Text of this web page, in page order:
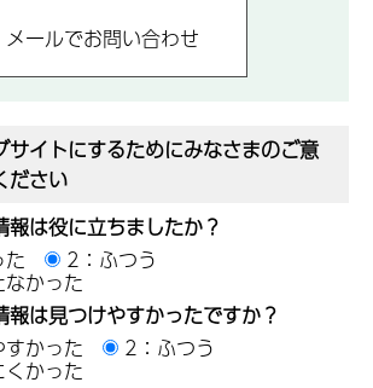
サイトにするためにみなさまのご意
ださい
報は役に立ちましたか？
2：ふつう
かった
報は見つけやすかったですか？
かった
2：ふつう
かった